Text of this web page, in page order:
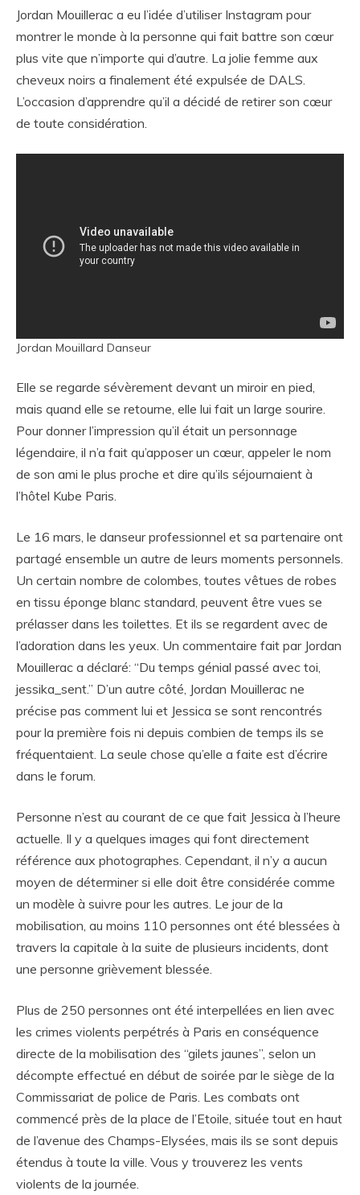
Jordan Mouillerac a eu l’idée d’utiliser Instagram pour
montrer le monde à la personne qui fait battre son cœur
plus vite que n’importe qui d’autre. La jolie femme aux
cheveux noirs a finalement été expulsée de DALS.
L’occasion d’apprendre qu’il a décidé de retirer son cœur
de toute considération.
Jordan Mouillard Danseur
Elle se regarde sévèrement devant un miroir en pied,
mais quand elle se retourne, elle lui fait un large sourire.
Pour donner l’impression qu’il était un personnage
légendaire, il n’a fait qu’apposer un cœur, appeler le nom
de son ami le plus proche et dire qu’ils séjournaient à
l’hôtel Kube Paris.
Le 16 mars, le danseur professionnel et sa partenaire ont
partagé ensemble un autre de leurs moments personnels.
Un certain nombre de colombes, toutes vêtues de robes
en tissu éponge blanc standard, peuvent être vues se
prélasser dans les toilettes. Et ils se regardent avec de
l’adoration dans les yeux. Un commentaire fait par Jordan
Mouillerac a déclaré: “Du temps génial passé avec toi,
jessika_sent.” D’un autre côté, Jordan Mouillerac ne
précise pas comment lui et Jessica se sont rencontrés
pour la première fois ni depuis combien de temps ils se
fréquentaient. La seule chose qu’elle a faite est d’écrire
dans le forum.
Personne n’est au courant de ce que fait Jessica à l’heure
actuelle. Il y a quelques images qui font directement
référence aux photographes. Cependant, il n’y a aucun
moyen de déterminer si elle doit être considérée comme
un modèle à suivre pour les autres. Le jour de la
mobilisation, au moins 110 personnes ont été blessées à
travers la capitale à la suite de plusieurs incidents, dont
une personne grièvement blessée.
Plus de 250 personnes ont été interpellées en lien avec
les crimes violents perpétrés à Paris en conséquence
directe de la mobilisation des “gilets jaunes”, selon un
décompte effectué en début de soirée par le siège de la
Commissariat de police de Paris. Les combats ont
commencé près de la place de l’Etoile, située tout en haut
de l’avenue des Champs-Elysées, mais ils se sont depuis
étendus à toute la ville. Vous y trouverez les vents
violents de la journée.